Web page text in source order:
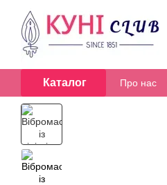
Перейти до основного контенту
Каталог Про нас